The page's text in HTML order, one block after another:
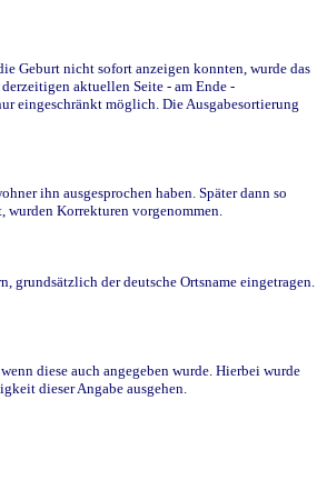
Geburt nicht sofort anzeigen konnten, wurde das
aktuellen Seite - am Ende -
eingeschränkt möglich. Die Ausgabesortierung
ihn ausgesprochen haben. Später dann so
Korrekturen vorgenommen.
der deutsche Ortsname eingetragen.
diese auch angegeben wurde. Hierbei wurde
dieser Angabe ausgehen.